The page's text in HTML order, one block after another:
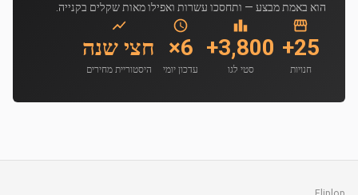
הוא באמת מבצע — ותחסכו עשרות ואפילו מאות שקלים בקנייה.
25+
חנויות
3,800+
סטי לגו
6×
עדכון יומי
חצי שנה
היסטוריית מחירים